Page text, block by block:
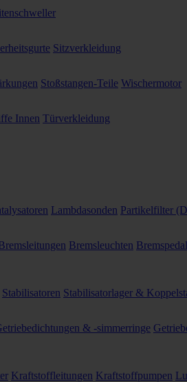
Sitzverkleidung
Stoßstangen-Teile Wischermotor
Innen Türverkleidung
Lambdasonden Partikelfilter
Bremsleuchten
Stabilisatoren Stabilisatorlager &
& -simmerringe
Kraftstoffleitungen Kraftstoffpumpen